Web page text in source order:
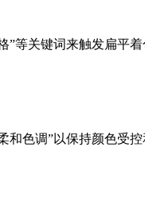
”等关键词来触发扁平着
和色调”以保持颜色受控